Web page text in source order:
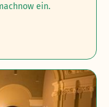
ein.